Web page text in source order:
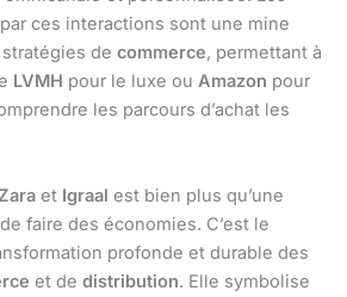
ces interactions sont une mine
de commerce, permettant à
LVMH pour le luxe ou Amazon pour
les parcours d’achat les
Zara et Igraal est bien plus qu’une
faire des économies. C’est le
profonde et durable des
et de distribution. Elle symbolise